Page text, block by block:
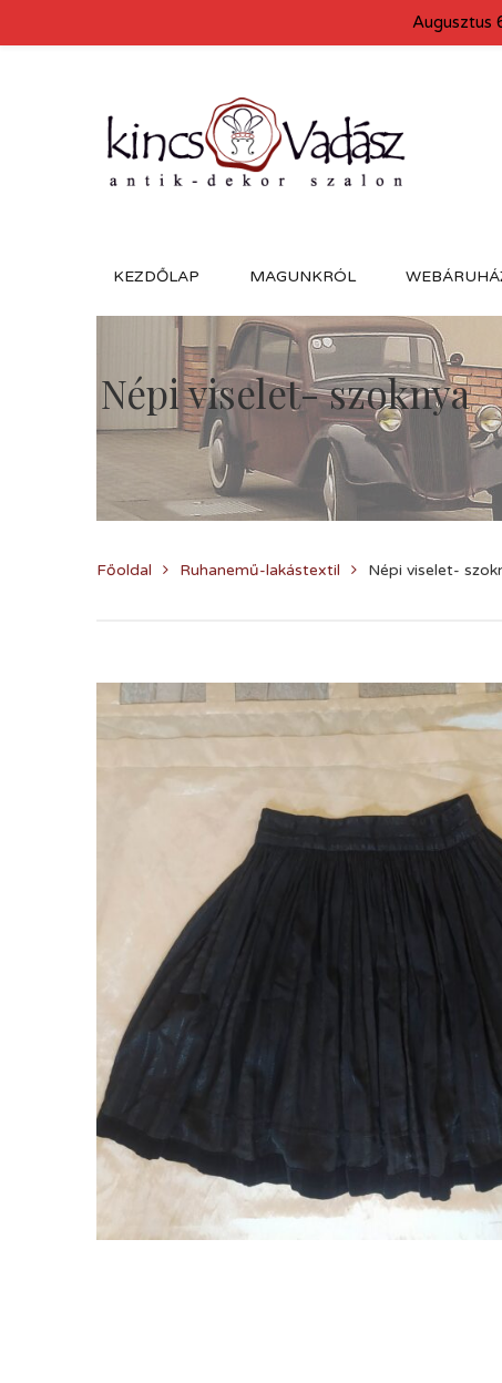
KEZDŐLAP MAGUNKRÓL
Népi viselet- szoknya
Főoldal Ruhanemű-lakástextil Népi viselet-
Augusztus